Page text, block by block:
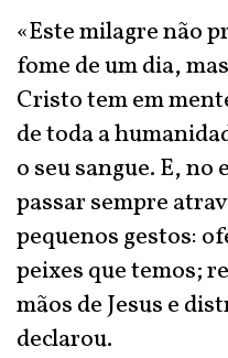
«Este milagre não
fome de um dia,
Cristo tem em
de toda a
o seu sangue. E,
passar sempre
pequenos gestos:
peixes que temos;
mãos de Jesus e
declarou.